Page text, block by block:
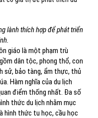
lành thích hợp để phát triển
giáo là một phạm trù
dân tộc, phong thổ, con
sử, bảo tàng, ẩm thực, thủ
Hàm nghĩa của du lịch
điểm thống nhất. Đa số
thức du lịch nhằm mục
hình thức tu học, cầu học